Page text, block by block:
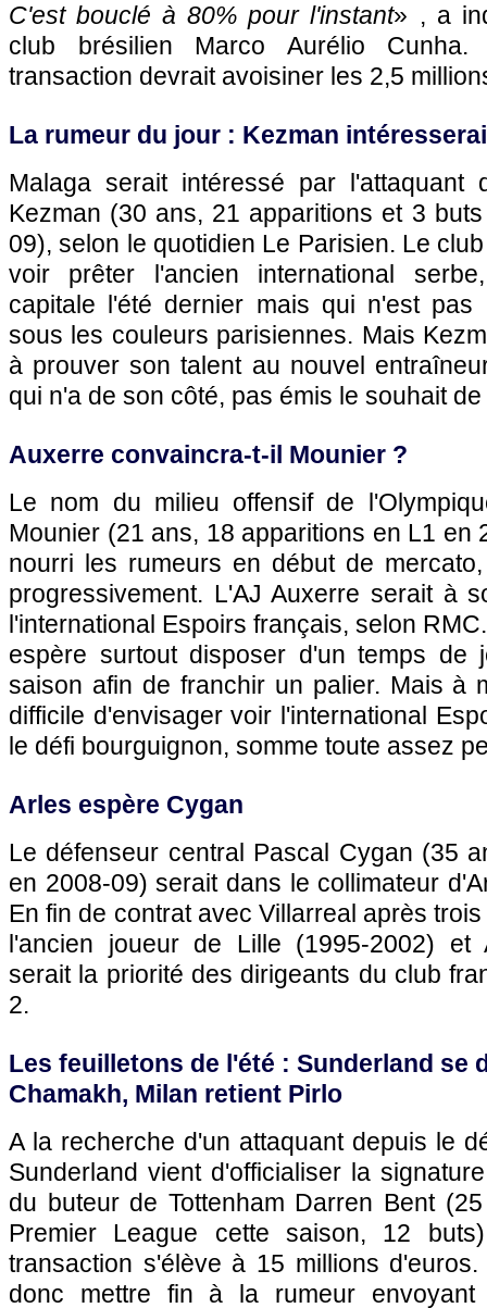
C'est bouclé à 80% pour l'instant» , a
club brésilien Marco Aurélio
transaction devrait avoisiner les 2,5
La rumeur du jour : Kezman
Malaga serait intéressé par
Kezman (30 ans, 21 apparitions et 3
09), selon le quotidien Le Parisien. Le
voir prêter l'ancien international
capitale l'été dernier mais qui n'est pas
sous les couleurs parisiennes. Mais
à prouver son talent au nouvel
qui n'a de son côté, pas émis le souhait
Auxerre convaincra-t-il Mounier ?
Le nom du milieu offensif de
Mounier (21 ans, 18 apparitions en L1 en
nourri les rumeurs en début de
progressivement. L'AJAuxerre serait à
l'international Espoirs français, selon
espère surtout disposer d'un temps de
saison afin de franchir un palier. Mais à
difficile d'envisager voir l'international
le défi bourguignon, somme toute assez
Arles espère Cygan
Le défenseur central Pascal Cygan (35
en 2008-09) serait dans le collimateur
En fin de contrat avec Villarreal après
l'ancien joueur de Lille (1995-2002) et
serait la priorité des dirigeants du club
2.
Les feuilletons de l'été : Sunderland se
Chamakh, Milan retient Pirlo
A la recherche d'un attaquant depuis le
Sunderland vient d'officialiser la
du buteur de Tottenham Darren Bent
Premier League cette saison, 12
transaction s'élève à 15 millions
donc mettre fin à la rumeur envoyant